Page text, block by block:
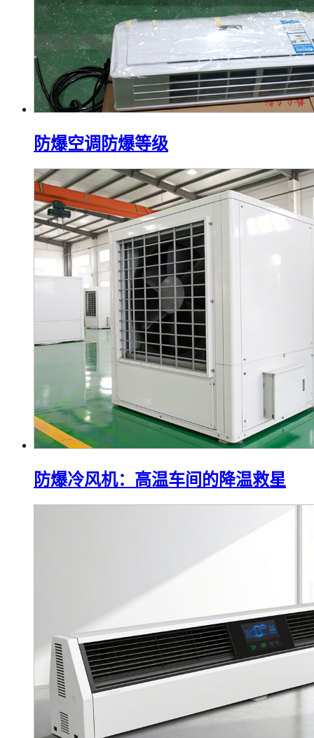
防爆空调防爆等级
防爆冷风机：高温车间的降温救星